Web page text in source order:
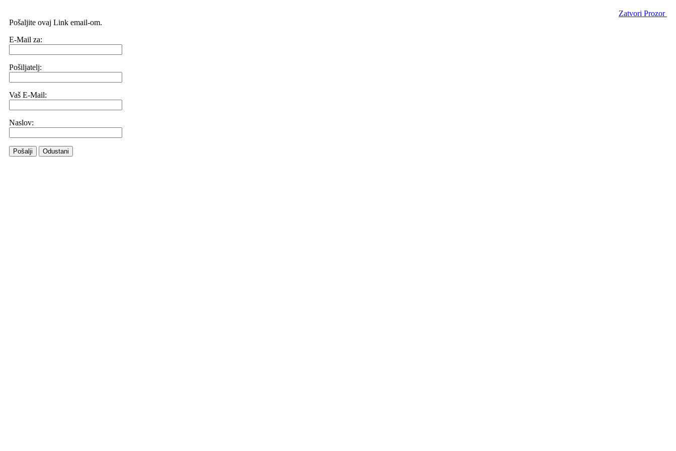
Zatvori Prozor
Pošaljite ovaj Link email-om.
E-Mail za:
Pošiljatelj:
Vaš E-Mail:
Naslov:
Pošalji Odustani